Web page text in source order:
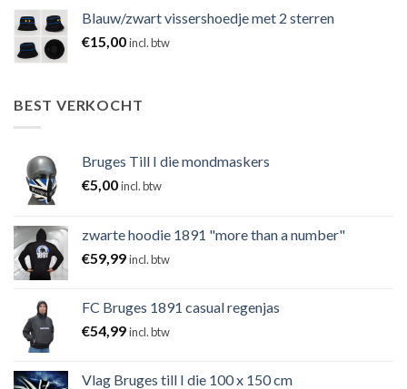
Blauw/zwart vissershoedje met 2 sterren
€15,00incl. btw
BEST VERKOCHT
Bruges Till I die mondmaskers
€5,00incl. btw
zwarte hoodie 1891 "more than a number"
€59,99incl. btw
FC Bruges 1891 casual regenjas
€54,99incl. btw
Vlag Bruges till I die 100 x 150 cm